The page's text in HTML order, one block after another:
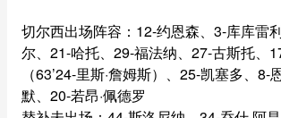
切尔西出场阵容：12-约恩森、3-库库雷
尔、21-哈托、29-福法纳、27-古斯托、
（63’24-里斯·詹姆斯）、25-凯塞多、8-
默、20-若昂·佩德罗